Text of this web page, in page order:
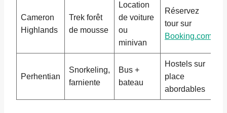
Cameron
Highlands
Trek forêt
de mousse
Location
de voiture
ou
minivan
Réservez
tour sur
Booking.com
Perhentian
Snorkeling,
farniente
Bus +
bateau
Hostels sur
place
abordables